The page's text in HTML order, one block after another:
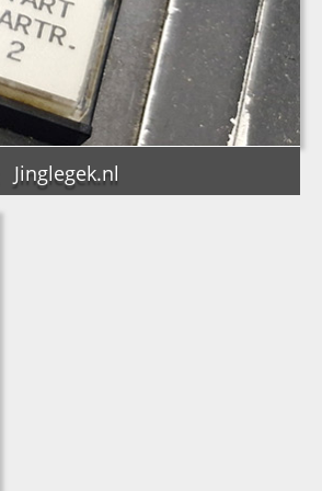
Jinglegek.nl